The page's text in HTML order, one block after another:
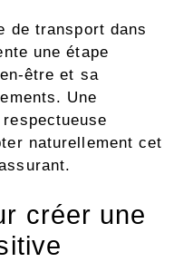
de transport dans
une étape
être et sa
Une
naturellement cet
créer une